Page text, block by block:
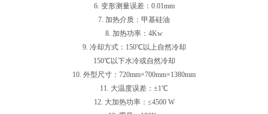
6. 变形测量误差：0.01mm
7. 加热介质：甲基硅油
8. 加热功率：4Kw
9. 冷却方式：150℃以上自然冷却
150℃以下水冷或自然冷却
10. 外型尺寸：720mm×700mm×1380mm
11. 大温度误差：±1℃
12. 大加热功率：≤4500 W